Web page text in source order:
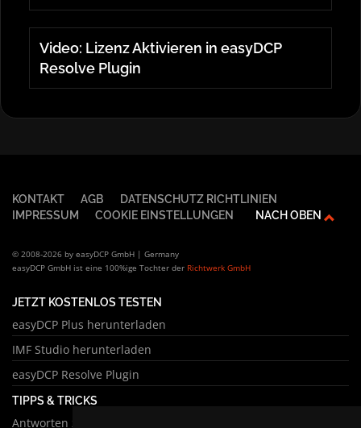
Video: Lizenz Aktivieren in easyDCP
Resolve Plugin
KONTAKT AGB
DATENSCHUTZ RICHTLINIEN
IMPRESSUM
COOKIE EINSTELLUNGEN NACH OBEN
© 2008-2026 by easyDCP GmbH | Germany
easyDCP GmbH ist eine 100%ige Tochter der Richtwerk GmbH
JETZT KOSTENLOS TESTEN
easyDCP Plus herunterladen
IMF Studio herunterladen
easyDCP Resolve Plugin
TIPPS & TRICKS
Antworten zu häufigen Fragen